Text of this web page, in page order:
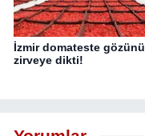
İzmir domateste gözünü
zirveye dikti!